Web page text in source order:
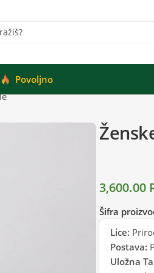
Povoljno
3,600.00
Šifra
Lice:
Postava:
Uložna